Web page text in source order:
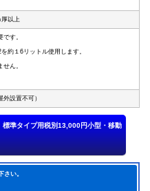
以上
す。
約１6リットル使用します。
ん。
設置不可）
い。